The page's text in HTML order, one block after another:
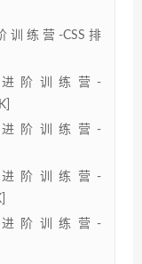
练营-CSS排
阶训练营-
阶训练营-
阶训练营-
阶训练营-